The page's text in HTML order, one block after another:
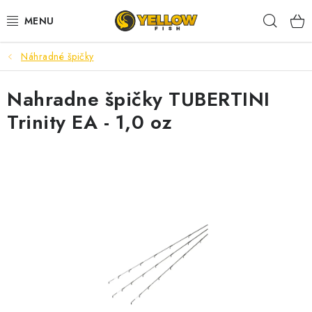
na
NOVINKY 2026
LETNÉ ZĽAVY
HALDORADO
Náhradné špičky
Nahradne špičky TUBERTINI
Trinity EA - 1,0 oz